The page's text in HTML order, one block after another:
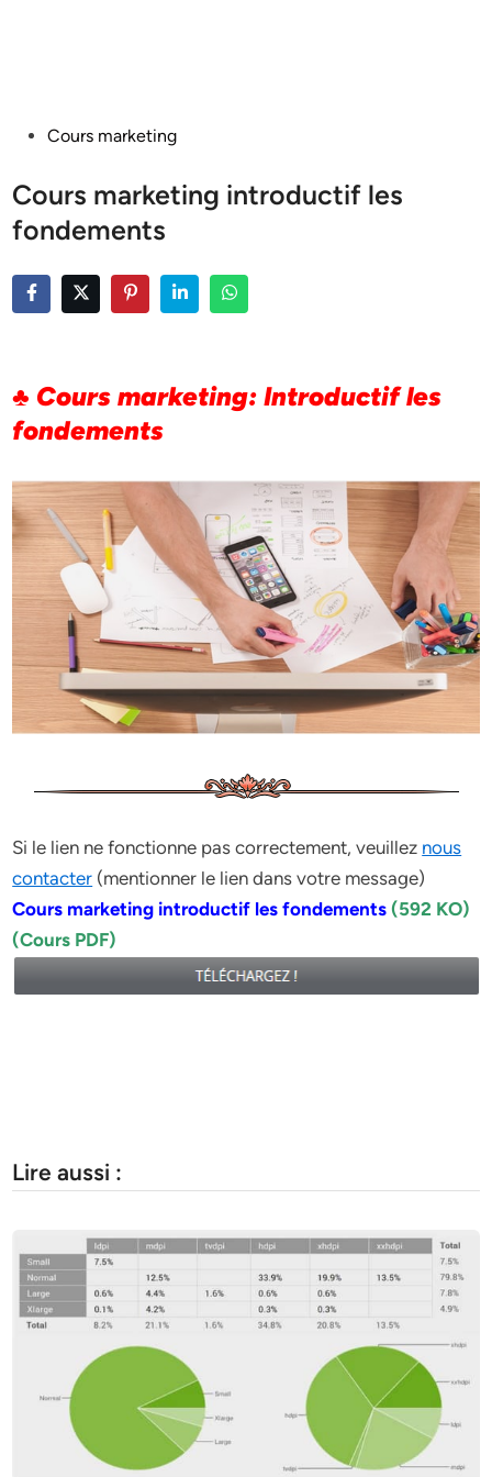
PostedCours marketing
Cours marketing introductif les
fondements
♣ Cours marketing: Introductif les
fondements
Si le lien ne fonctionne pas correctement, veuillez nous
contacter (mentionner le lien dans votre message)
Cours marketing introductif les fondements(592 KO)
(Cours PDF)
Lire aussi :